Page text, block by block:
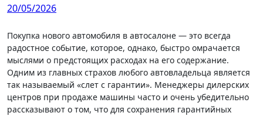
20/05/2026
Покупка нового автомобиля в автосалоне — это всегда
радостное событие, которое, однако, быстро омрачается
мыслями о предстоящих расходах на его содержание.
Одним из главных страхов любого автовладельца является
так называемый «слет с гарантии». Менеджеры дилерских
центров при продаже машины часто и очень убедительно
рассказывают о том, что для сохранения гарантийных